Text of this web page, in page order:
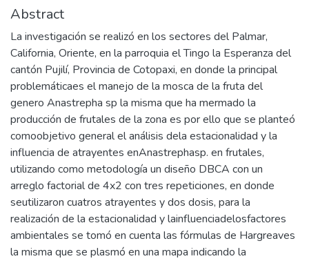
Abstract
La investigación se realizó en los sectores del Palmar,
California, Oriente, en la parroquia el Tingo la Esperanza del
cantón Pujilí, Provincia de Cotopaxi, en donde la principal
problemáticaes el manejo de la mosca de la fruta del
genero Anastrepha sp la misma que ha mermado la
producción de frutales de la zona es por ello que se planteó
comoobjetivo general el análisis dela estacionalidad y la
influencia de atrayentes enAnastrephasp. en frutales,
utilizando como metodología un diseño DBCA con un
arreglo factorial de 4x2 con tres repeticiones, en donde
seutilizaron cuatros atrayentes y dos dosis, para la
realización de la estacionalidad y lainfluenciadelosfactores
ambientales se tomó en cuenta las fórmulas de Hargreaves
la misma que se plasmó en una mapa indicando la